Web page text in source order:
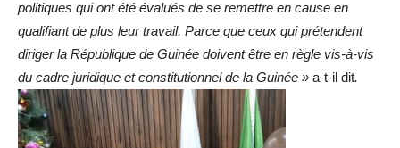
politiques qui ont été évalués de se remettre en cause en
qualifiant de plus leur travail. Parce que ceux qui prétendent
diriger la République de Guinée doivent être en règle vis-à-vis
du cadre juridique et constitutionnel de la Guinée » a-t-il dit.